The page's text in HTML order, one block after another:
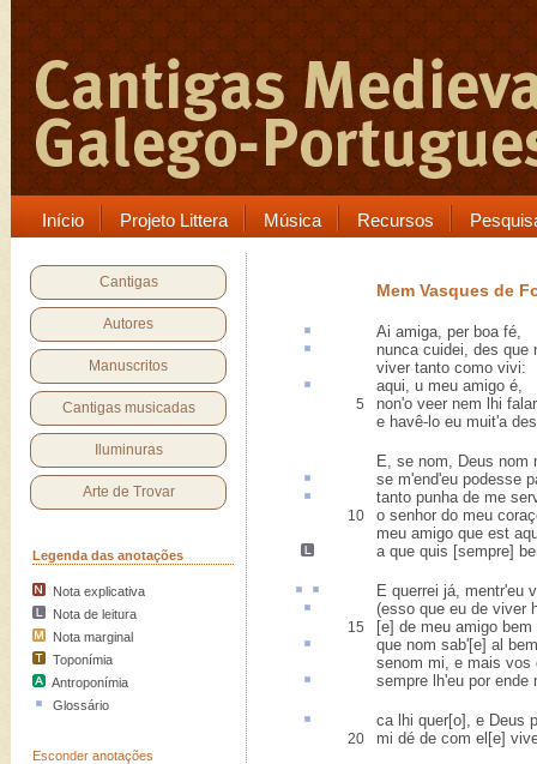
Início Projeto Littera Música Recursos
Cantigas
Autores
Manuscritos
Cantigas musicadas
Iluminuras
Arte de Trovar
Legenda das anotações
Nota explicativa
Nota de leitura
Nota marginal
Toponímia
Antroponímia
Glossário
Esconder anotações
Mem Vasques de
Ai amiga, per boa fé,
nunca cuidei, des que
viver tanto como vivi:
aqui, u meu amigo é,
5
non'o veer nem lhi
e havê-lo eu muit'a
E, se nom, Deus nom
se m'end'eu podesse
tanto punhade me
10
o senhor do meu
meu amigo que est
a que quis [sempre]
E querrei já, mentr'eu
(esso que eu de viver
15
[e] de meu amigo bem
que nom sab'[e] al
senom mi, e mais vos
sempre lh'eu por ende
calhi quer[o], e Deus
20 mi dé de com el[e]